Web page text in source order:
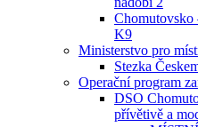
Chomutovsko
K9
Ministerstvo pro
Stezka
Operační program
DSO
přívětivě a